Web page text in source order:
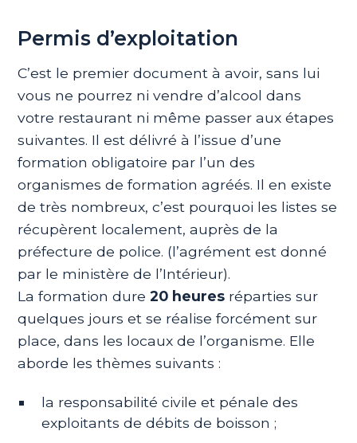
Permis d’exploitation
C’est le premier document à avoir, sans lui
vous ne pourrez ni vendre d’alcool dans
votre restaurant ni même passer aux étapes
suivantes. Il est délivré à l’issue d’une
formation obligatoire par l’un des
organismes de formation agréés. Il en existe
de très nombreux, c’est pourquoi les listes se
récupèrent localement, auprès de la
préfecture de police. (l’agrément est donné
par le ministère de l’Intérieur).
La formation dure20 heures réparties sur
quelques jours et se réalise forcément sur
place, dans les locaux de l’organisme. Elle
aborde les thèmes suivants :
la responsabilité civile et pénale des
exploitants de débits de boisson ;